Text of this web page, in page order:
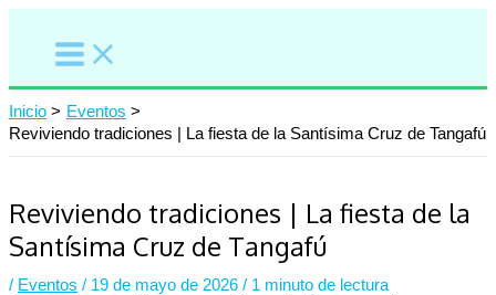
contenido
Inicio
Eventos
Reviviendo tradiciones | La fiesta de la Santísima Cruz de Tangafú
Reviviendo tradiciones | La fiesta de la
Santísima Cruz de Tangafú
/ Eventos / 19 de mayo de 2026 / 1 minuto de lectura